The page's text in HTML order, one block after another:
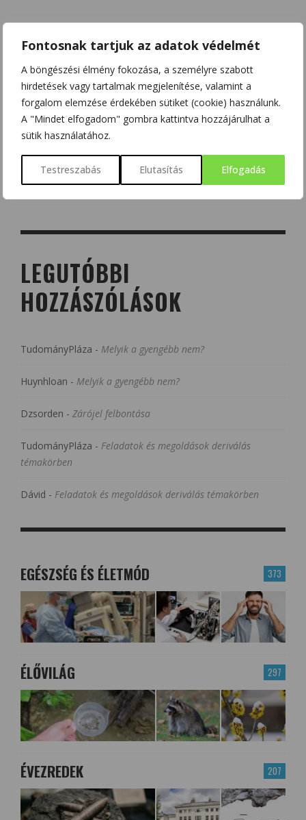
Fontosnak tartjuk az adatok védelmét
A böngészési élmény fokozása, a személyre szabott
hirdetések vagy tartalmak megjelenítése, valamint a
forgalom elemzése érdekében sütiket (cookie) használunk.
A "Mindet elfogadom" gombra kattintva hozzájárulhat a
sütik használatához.
Testreszabás Elutasítás Elfogadás
LEGUTÓBBI
HOZZÁSZÓLÁSOK
TudományPláza - Melyik a gyengébb nem?
Huynhloan - Melyik a gyengébb nem?
Dzsorden - Zárójel felbontása
TudományPláza - Feladatok és megoldások deriválás
témakörben
Dávid - Feladatok és megoldások deriválás témakörben
373
EGÉSZSÉG ÉS ÉLETMÓD
297
ÉLŐVILÁG
207
ÉVEZREDEK